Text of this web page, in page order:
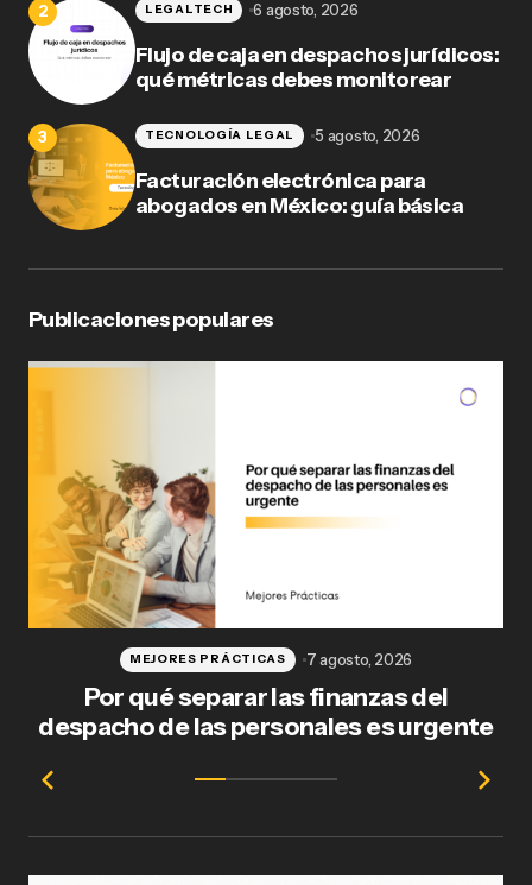
Tu mensaje*
Correo electrónico
Publicar comentario
Flujo de caja en despachos jurídicos:
qué métricas debes monitorear
LEGALTECH 6 agosto, 2026
Facturación electrónica para
abogados en México: guía básica
TECNOLOGÍA LEGAL 5 agosto, 2026
Publicaciones populares
Por qué separar las finanzas del
despacho de las personales es urgente
MEJORES PRÁCTICAS 7 agosto, 2026